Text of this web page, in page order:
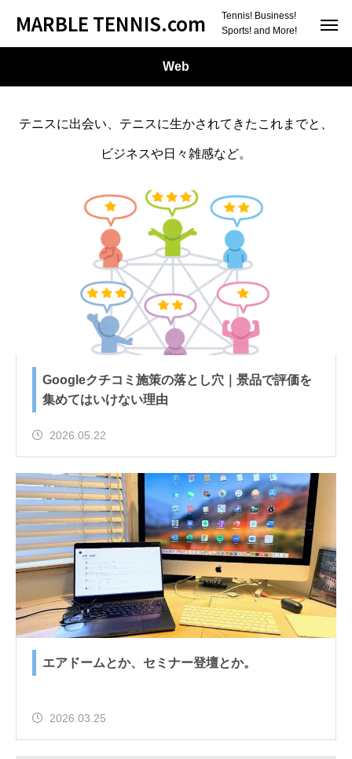
MARBLE TENNIS.com
Tennis! Business!
Sports! and More!
Web
テニスに出会い、テニスに生かされてきたこれまでと、
ビジネスや日々雑感など。
Googleクチコミ施策の落とし穴｜景品で評価を
集めてはいけない理由
2026.05.22
エアドームとか、セミナー登壇とか。
2026.03.25